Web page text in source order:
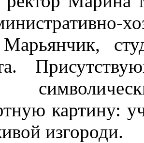
картину:
изгороди.